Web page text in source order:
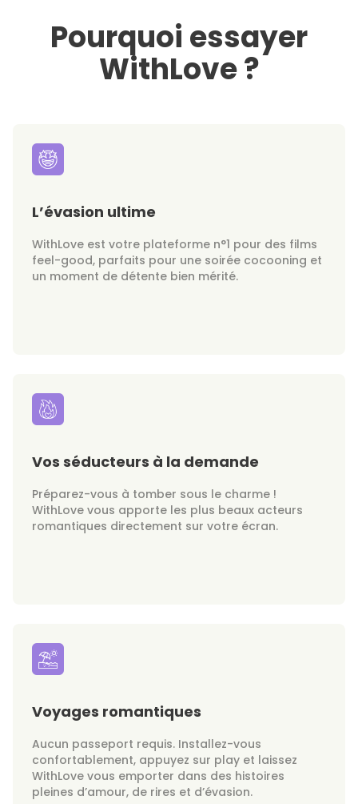
Pourquoi essayer
WithLove ?
L’évasion ultime
WithLove est votre plateforme n°1 pour des films
feel-good, parfaits pour une soirée cocooning et
un moment de détente bien mérité.
Vos séducteurs à la demande
Préparez-vous à tomber sous le charme !
WithLove vous apporte les plus beaux acteurs
romantiques directement sur votre écran.
Voyages romantiques
Aucun passeport requis. Installez-vous
confortablement, appuyez sur play et laissez
WithLove vous emporter dans des histoires
pleines d’amour, de rires et d’évasion.